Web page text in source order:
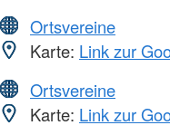
Ortsvereine
Karte: Link zur
Ortsvereine
Karte: Link zur